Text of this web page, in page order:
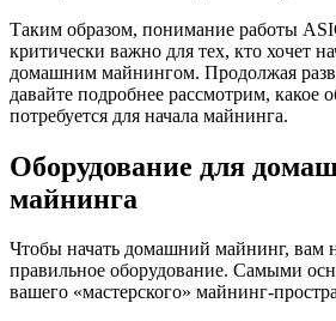
Таким образом, понимание работы
критически важно для тех, кто хочет
домашним майнингом. Продолжая
давайте подробнее рассмотрим, какое
потребуется для начала майнинга.
Оборудование для
майнинга
Чтобы начать домашний майнинг, вам
правильное оборудование. Самыми
вашего «мастерского» майнинг-